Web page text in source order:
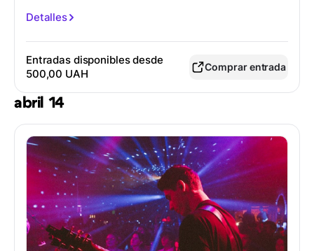
Detalles
Entradas disponibles desde
500,00 UAH
Comprar entrada
abril 14